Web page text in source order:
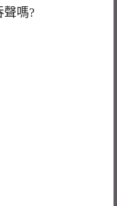
聲嗎?